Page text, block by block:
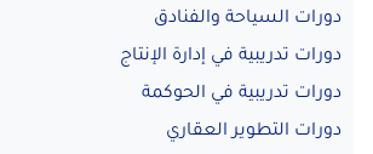
دورات السياحة والفنادق
دورات تدريبية في إدارة الإنتاج
دورات تدريبية في الحوكمة
دورات التطوير العقاري